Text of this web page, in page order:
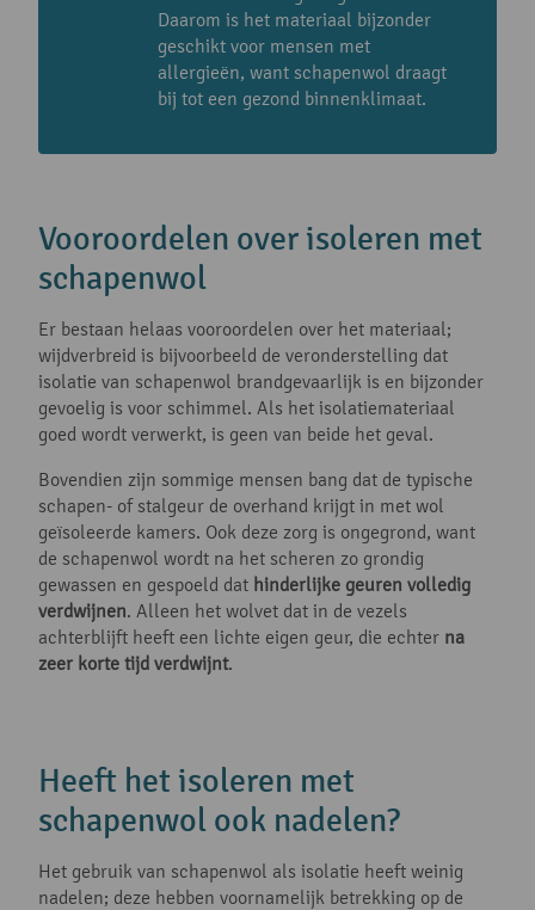
Daarom is het materiaal bijzonder
geschikt voor mensen met
allergieën, want schapenwol draagt
bij tot een gezond binnenklimaat.
Vooroordelen over isoleren met
schapenwol
Er bestaan helaas vooroordelen over het materiaal;
wijdverbreid is bijvoorbeeld de veronderstelling dat
isolatie van schapenwol brandgevaarlijk is en bijzonder
gevoelig is voor schimmel. Als het isolatiemateriaal
goed wordt verwerkt, is geen van beide het geval.
Bovendien zijn sommige mensen bang dat de typische
schapen- of stalgeur de overhand krijgt in met wol
geïsoleerde kamers. Ook deze zorg is ongegrond, want
de schapenwol wordt na het scheren zo grondig
gewassen en gespoeld dat hinderlijke geuren volledig
verdwijnen. Alleen het wolvet dat in de vezels
achterblijft heeft een lichte eigen geur, die echter na
zeer korte tijd verdwijnt.
Heeft het isoleren met
schapenwol ook nadelen?
Het gebruik van schapenwol als isolatie heeft weinig
nadelen; deze hebben voornamelijk betrekking op de